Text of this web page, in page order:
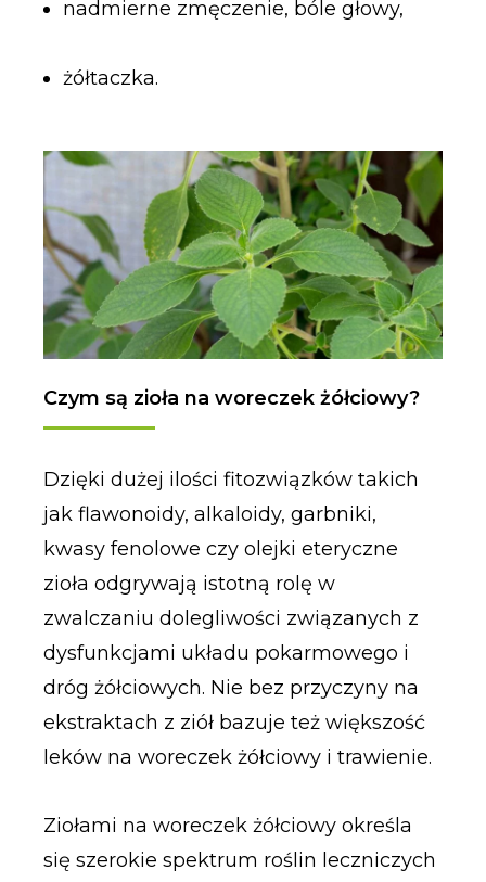
nadmierne zmęczenie, bóle głowy,
żółtaczka.
Czym są zioła na woreczek żółciowy?
Dzięki dużej ilości fitozwiązków takich
jak flawonoidy, alkaloidy, garbniki,
kwasy fenolowe czy olejki eteryczne
zioła odgrywają istotną rolę w
zwalczaniu dolegliwości związanych z
dysfunkcjami układu pokarmowego i
dróg żółciowych. Nie bez przyczyny na
ekstraktach z ziół bazuje też większość
leków na woreczek żółciowy i trawienie.
Ziołami na woreczek żółciowy określa
się szerokie spektrum roślin leczniczych